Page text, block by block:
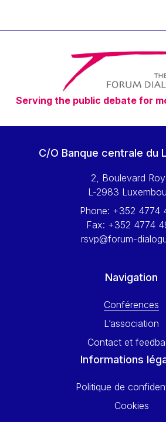
Timothy Radcliffe
Vaclav Klaus
Vassilios Skouris
Vítor Manuel da Silva
Viviane Reding
Walter Hagg
Wolfgang Ketterle
Yossi Beillin
Yves FRANCHET
Serving the public debate for
C/O Banque centrale du
2, Boulevard
L-2983
Phone: +352 4774
Fax: +352 4774
rsvp@forum-
Navigation
Conférences
L’association
Contact et
Informations
Politique de
Cookies